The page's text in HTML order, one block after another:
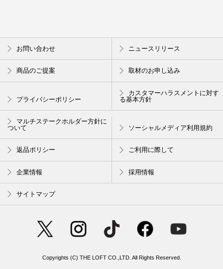
お問い合わせ ニュースリリース
商品のご提案 取材のお申し込み
プライバシーポリシー
カスタマーハラスメントに対す
る基本方針
マルチステークホルダー方針に
ついて
ソーシャルメディア利用規約
返品ポリシー ご利用に際して
企業情報 採用情報
サイトマップ
Copyrights (C) THE LOFT CO.,LTD. All Rights Reserved.